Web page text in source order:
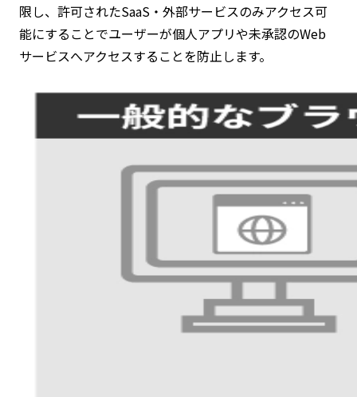
限し、許可されたSaaS・外部サービスのみアクセス可
能にすることでユーザーが個人アプリや未承認のWeb
サービスへアクセスすることを防止します。